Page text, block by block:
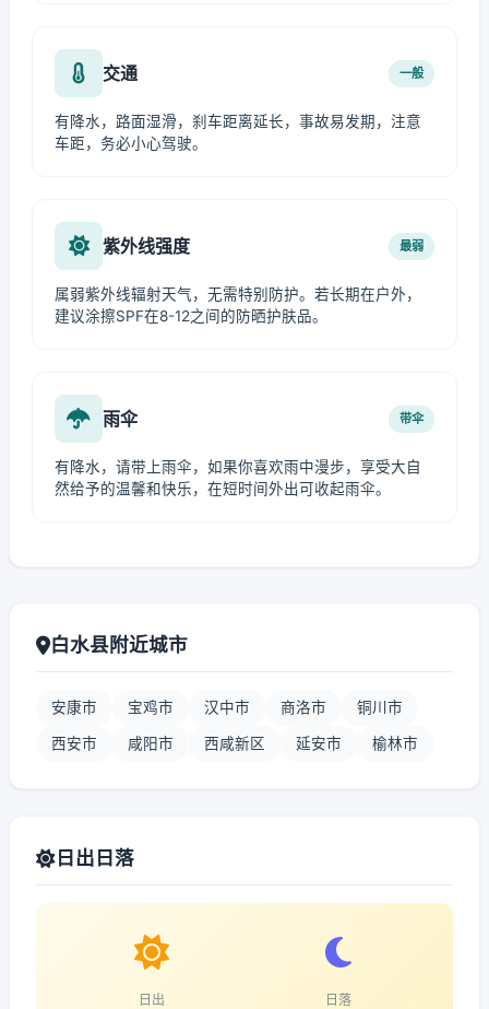
交通 一般
有降水，路面湿滑，刹车距离延长，事故易发期，注意
车距，务必小心驾驶。
紫外线强度 最弱
属弱紫外线辐射天气，无需特别防护。若长期在户外，
建议涂擦SPF在8-12之间的防晒护肤品。
雨伞 带伞
有降水，请带上雨伞，如果你喜欢雨中漫步，享受大自
然给予的温馨和快乐，在短时间外出可收起雨伞。
白水县附近城市
安康市 宝鸡市 汉中市 商洛市 铜川市
西安市 咸阳市 西咸新区 延安市 榆林市
日出日落
日出 日落